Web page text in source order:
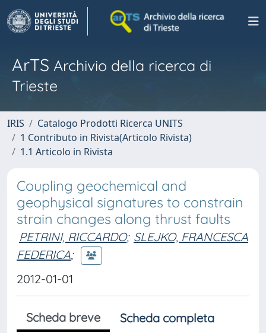
ArTS Archivio della ricerca di
Trieste
IRIS
Catalogo Prodotti Ricerca UNITS
1 Contributo in Rivista(Articolo Rivista)
1.1 Articolo in Rivista
Coupling geochemical and
geophysical signatures to constrain
strain changes along thrust faults
PETRINI, RICCARDO; SLEJKO, FRANCESCA
FEDERICA;
2012-01-01
Scheda breve Scheda completa